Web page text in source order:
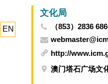
EN
文化局
（853）2836
http://
澳门塔石广场文